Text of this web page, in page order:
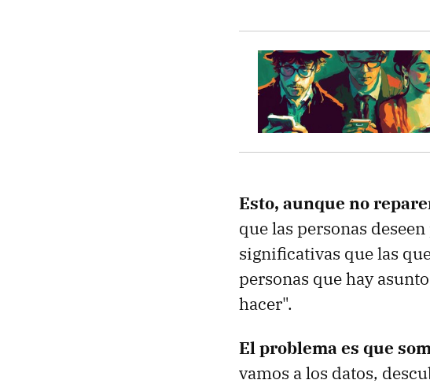
Esto, aunque no
que las personas
significativas que las
personas que hay
hacer".
El problema es que
vamos a los datos,